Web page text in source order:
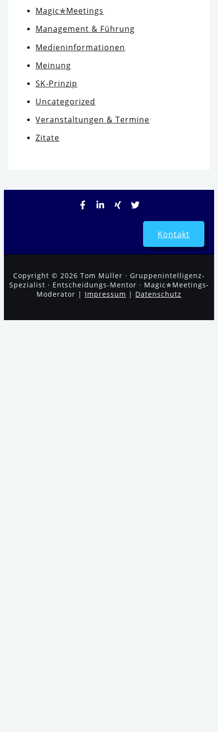
Magic✯Meetings
Management & Führung
Medieninformationen
Meinung
SK-Prinzip
Uncategorized
Veranstaltungen & Termine
Zitate
Kontakt
Copyright © 2026 Tom Müller · Gruppenintelligenz-
Spezialist · Entscheidungs-Mentor · Magic✯Meetings-
Moderator | Impressum | Datenschutz